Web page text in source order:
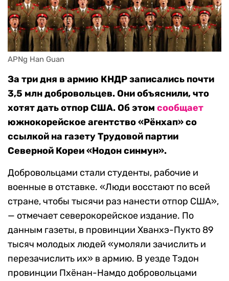
APNg Han Guan
За три дня в армию КНДР записались почти
3,5 млн добровольцев. Они объяснили, что
хотят дать отпор США. Об этом сообщает
южнокорейское агентство «Рёнхап» со
ссылкой на газету Трудовой партии
Северной Кореи «Нодон синмун».
Добровольцами стали студенты, рабочие и
военные в отставке. «Люди восстают по всей
стране, чтобы тысячи раз нанести отпор США»,
— отмечает северокорейское издание. По
данным газеты, в провинции Хванхэ-Пукто 89
тысяч молодых людей «умоляли зачислить и
перезачислить их» в армию. В уезде Тэдон
провинции Пхёнан-Намдо добровольцами